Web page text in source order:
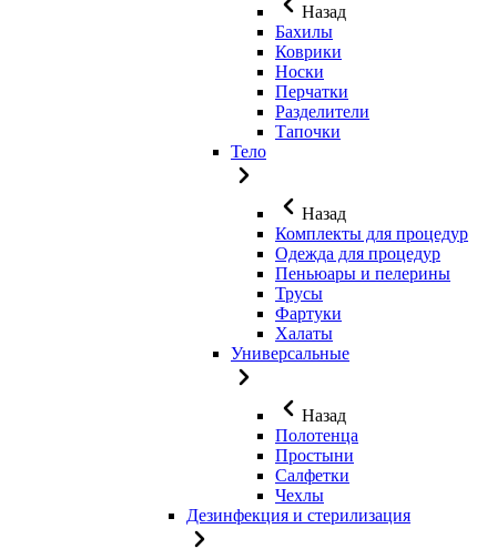
Назад
Бахилы
Коврики
Носки
Перчатки
Разделители
Тапочки
Тело
Назад
Комплекты для процедур
Одежда для процедур
Пеньюары и пелерины
Трусы
Фартуки
Халаты
Универсальные
Назад
Полотенца
Простыни
Салфетки
Чехлы
Дезинфекция и стерилизация